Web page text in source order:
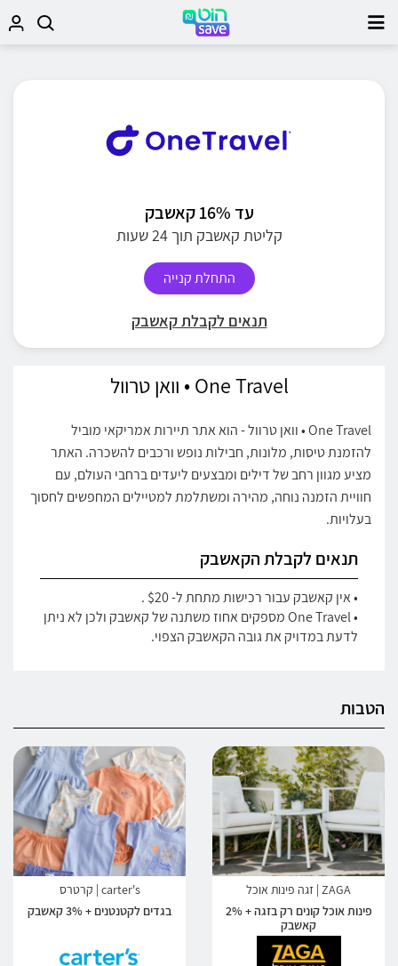
עד 16% קאשבק
קליטת קאשבק תוך 24 שעות
התחלת קנייה
תנאים לקבלת קאשבק
One Travel • וואן טרוול
One Travel • וואן טרוול - הוא אתר תיירות אמריקאי מוביל
להזמנת טיסות, מלונות, חבילות נופש ורכבים להשכרה. האתר
מציע מגוון רחב של דילים ומבצעים ליעדים ברחבי העולם, עם
חוויית הזמנה נוחה, מהירה ומשתלמת למטיילים המחפשים לחסוך
בעלויות.
תנאים לקבלת הקאשבק
• אין קאשבק עבור רכישות מתחת ל- $20 .
• One Travel מספקים אחוז משתנה של קאשבק ולכן לא ניתן
לדעת במדויק את גובה הקאשבק הצפוי.
הטבות
ZAGA | זגה פינות אוכל
פינות אוכל קונים רק בזגה + 2%
קאשבק
carter's | קרטרס
בגדים לקטנטנים + 3% קאשבק